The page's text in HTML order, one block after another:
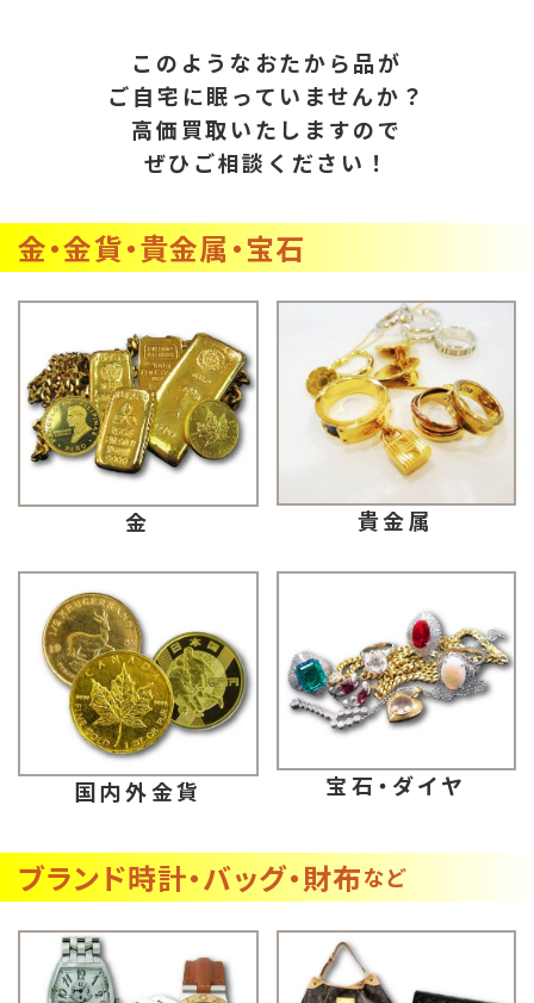
このようなおたから品が
ご自宅に眠っていませんか？
高価買取いたしますので
ぜひご相談ください！
金・金貨・貴金属・宝石
金 貴金属
国内外金貨 宝石・ダイヤ
ブランド時計・バッグ・財布など